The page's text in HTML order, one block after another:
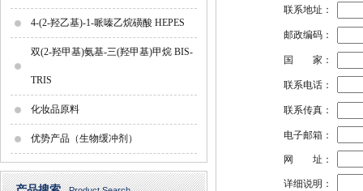
4-(2-羟乙基)-1-哌嗪乙烷磺酸 HEPES
双(2-羟甲基)氨基-三(羟甲基)甲烷 BIS-
TRIS
化妆品原料
优势产品（生物缓冲剂）
联系地址：
邮政编码：
国 家：
联系电话：
联系传真：
电子邮箱：
网 址：
详细说明：